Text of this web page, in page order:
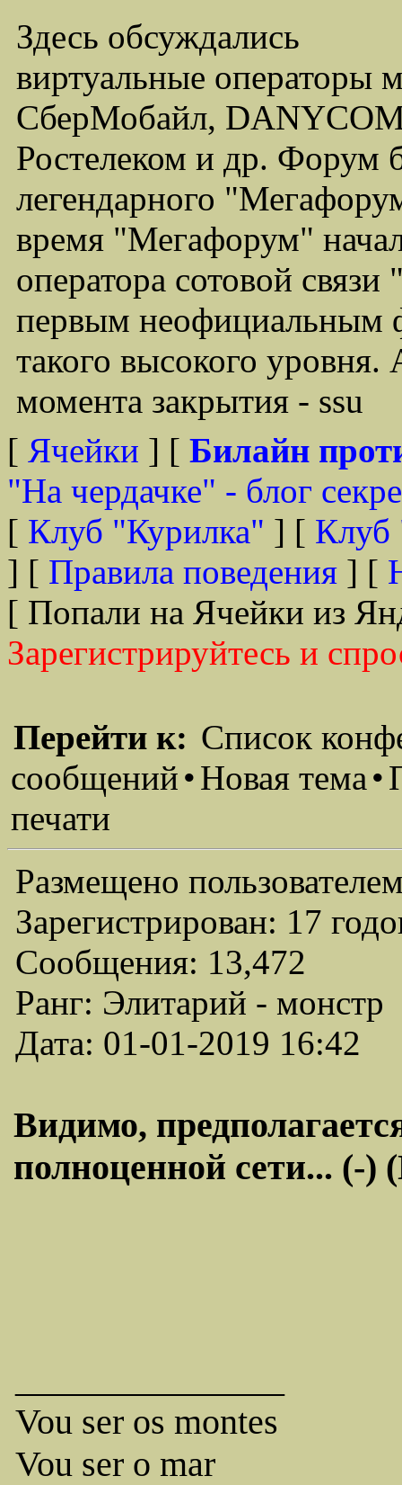
Здесь обсуждались
виртуальные операторы
СберМобайл,
Ростелеком и др. Форум
легендарного
время "Мегафорум"
оператора сотовой
первым неофициальным
такого высокого
момента закрытия - ssu
[ Ячейки ] [ Билайн
"На чердачке" - блог
[ Клуб "Курилка" ] [ Клуб
] [ Правила поведения ] [
[ Попали на Ячейки из
Зарегистрируйтесь и
Перейти к: Список
сообщений•Новая тема•
печати
Размещено
Зарегистрирован: 17
Сообщения: 13,472
Ранг: Элитарий - монстр
Дата: 01-01-2019 16:42
Видимо,
полноценной сети... (-)
Vou ser os montes
Vou ser o mar